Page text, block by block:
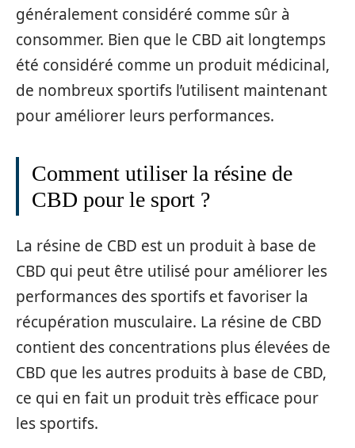
généralement considéré comme sûr à
consommer. Bien que le CBD ait longtemps
été considéré comme un produit médicinal,
de nombreux sportifs l’utilisent maintenant
pour améliorer leurs performances.
Comment utiliser la résine de
CBD pour le sport ?
La résine de CBD est un produit à base de
CBD qui peut être utilisé pour améliorer les
performances des sportifs et favoriser la
récupération musculaire. La résine de CBD
contient des concentrations plus élevées de
CBD que les autres produits à base de CBD,
ce qui en fait un produit très efficace pour
les sportifs.